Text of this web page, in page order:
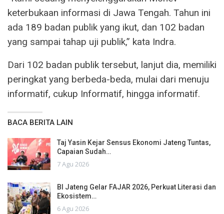
keterbukaan informasi di Jawa Tengah. Tahun ini
ada 189 badan publik yang ikut, dan 102 badan
yang sampai tahap uji publik,” kata Indra.
Dari 102 badan publik tersebut, lanjut dia, memiliki
peringkat yang berbeda-beda, mulai dari menuju
informatif, cukup Informatif, hingga informatif.
BACA BERITA LAIN
Taj Yasin Kejar Sensus Ekonomi Jateng Tuntas,
Capaian Sudah…
7 Agu 2026
BI Jateng Gelar FAJAR 2026, Perkuat Literasi dan
Ekosistem…
6 Agu 2026